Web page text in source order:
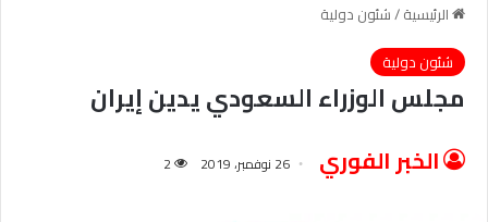
الرئيسية/شئون دولية
شئون دولية
مجلس الوزراء السعودي يدين إيران
الخبر الفوري 26 نوفمبر، 2019 2